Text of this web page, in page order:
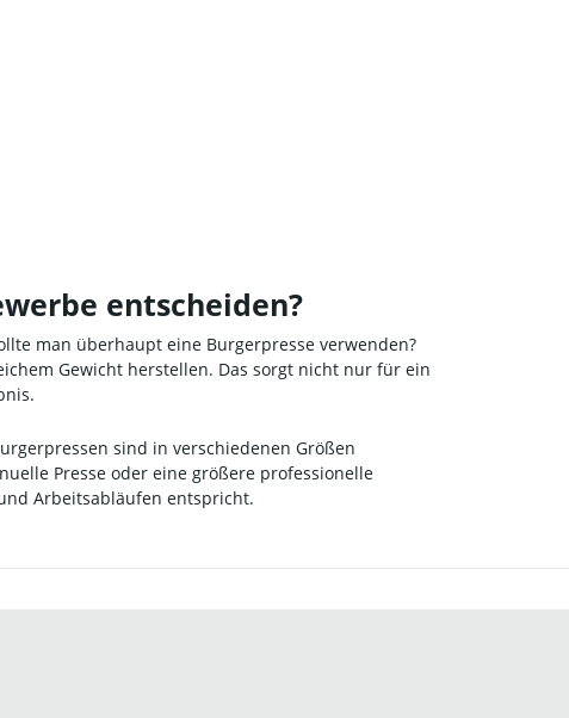
entscheiden?
man überhaupt eine Burgerpresse verwenden?
Gewicht herstellen. Das sorgt nicht nur für ein
sind in verschiedenen Größen
Presse oder eine größere professionelle
Arbeitsabläufen entspricht.